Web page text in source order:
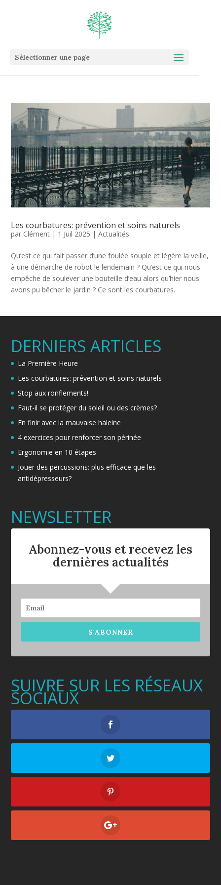
Sélectionner une page
Les courbatures: prévention et soins naturels
par Clément | 1 Juil 2025 |Actualités
Qu’est ce qui fait passer d’une foulée souple et légère la veille,
à une démarche de robot le lendemain ? Qu’est ce qui nous
empêche de soulever une bouteille d’eau alors qu’hier nous
avons pu bêcher le jardin ? Ce sont les courbatures.
DERNIERS ARTICLES
La Première Heure
Les courbatures: prévention et soins naturels
Stop aux ronflements!
Faut-il se protéger du soleil ou des crèmes?
En finir avec la mauvaise haleine
4 exercices pour renforcer son périnée
Ergonomie en 10 étapes
Jouer des percussions: plus efficace que les
antidépresseurs?
NEWSLETTER
Abonnez-vous et recevez les
dernières actualités
S'ABONNER
SUIVRE SUR LES RÉSEAUX
SOCIAUX